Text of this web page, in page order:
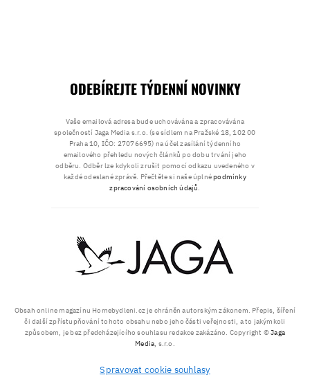
Obsah online magazínu Homebydleni.cz je chráněn autorským zákonem. Přepis, šíření
či další zpřístupňování tohoto obsahu nebo jeho části veřejnosti, a to jakýmkoli
způsobem, je bez předcházejícího souhlasu redakce zakázáno. Copyright ©Jaga
Media, s.r.o.
Spravovat cookie souhlasy
ODEBÍREJTE TÝDENNÍ NOVINKY
Vaše emailová adresa bude uchovávána a zpracovávána
společností Jaga Media s.r.o. (se sídlem na Pražské 18, 102 00
Praha 10, IČO: 27076695) na účel zasílání týdenního
emailového přehledu nových článků po dobu trvání jeho
odběru. Odběr lze kdykoli zrušit pomocí odkazu uvedeného v
každé odeslané zprávě. Přečtěte si naše úplnépodmínky
zpracování osobních údajů.